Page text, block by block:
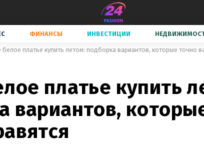
ФИНАНСЫ ИНВЕСТИЦИИ
белое платье купить летом: подборка вариантов, которые точно
платье купить
вариантов,